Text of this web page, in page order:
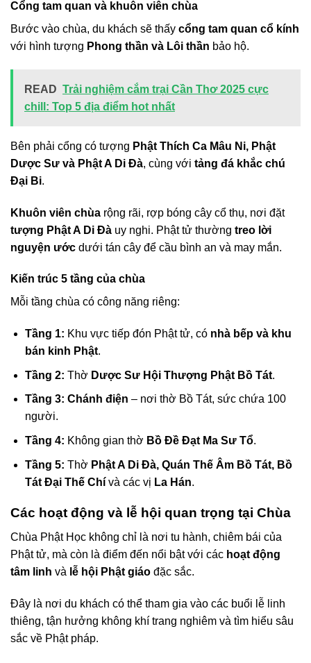
Cổng tam quan và khuôn viên chùa
Bước vào chùa, du khách sẽ thấy cổng tam quan cổ kính
với hình tượng Phong thần và Lôi thần bảo hộ.
READ Trải nghiệm cắm trại Cần Thơ 2025 cực
chill: Top 5 địa điểm hot nhất
Bên phải cổng có tượng Phật Thích Ca Mâu Ni, Phật
Dược Sư và Phật A Di Đà, cùng với tảng đá khắc chú
Đại Bi.
Khuôn viên chùa rộng rãi, rợp bóng cây cổ thụ, nơi đặt
tượng Phật A Di Đà uy nghi. Phật tử thường treo lời
nguyện ước dưới tán cây để cầu bình an và may mắn.
Kiến trúc 5 tầng của chùa
Mỗi tầng chùa có công năng riêng:
Tầng 1: Khu vực tiếp đón Phật tử, có nhà bếp và khu
bán kinh Phật.
Tầng 2: Thờ Dược Sư Hội Thượng Phật Bồ Tát.
Tầng 3: Chánh điện – nơi thờ Bồ Tát, sức chứa 100
người.
Tầng 4: Không gian thờ Bồ Đề Đạt Ma Sư Tổ.
Tầng 5: Thờ Phật A Di Đà, Quán Thế Âm Bồ Tát, Bồ
Tát Đại Thế Chívà các vị La Hán.
Các hoạt động và lễ hội quan trọng tại Chùa
Chùa Phật Học không chỉ là nơi tu hành, chiêm bái của
Phật tử, mà còn là điểm đến nổi bật với các hoạt động
tâm linh và lễ hội Phật giáo đặc sắc.
Đây là nơi du khách có thể tham gia vào các buổi lễ linh
thiêng, tận hưởng không khí trang nghiêm và tìm hiểu sâu
sắc về Phật pháp.